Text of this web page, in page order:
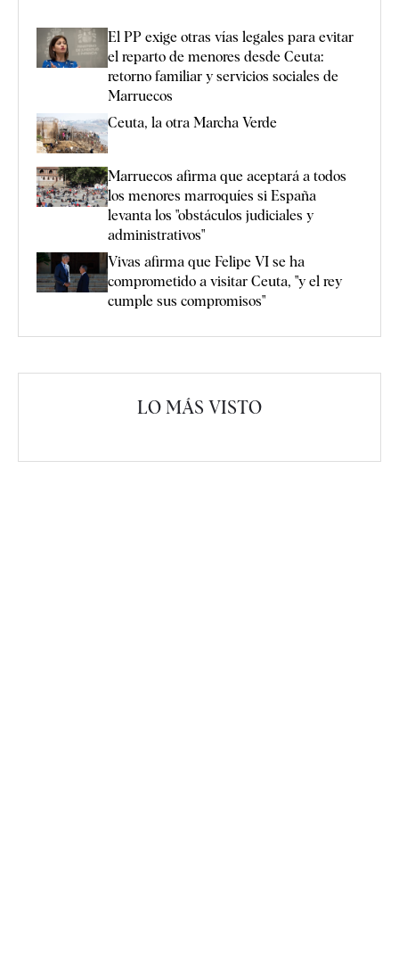
El PP exige otras vías legales para evitar
el reparto de menores desde Ceuta:
retorno familiar y servicios sociales de
Marruecos
Ceuta, la otra Marcha Verde
Marruecos afirma que aceptará a todos
los menores marroquíes si España
levanta los "obstáculos judiciales y
administrativos"
Vivas afirma que Felipe VI se ha
comprometido a visitar Ceuta, "y el rey
cumple sus compromisos"
LO MÁS VISTO